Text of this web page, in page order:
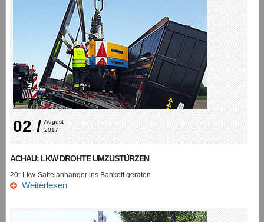
02 / August
2017
ACHAU: LKW DROHTE UMZUSTÜRZEN
20t-Lkw-Sattelanhänger ins Bankett geraten
Weiterlesen